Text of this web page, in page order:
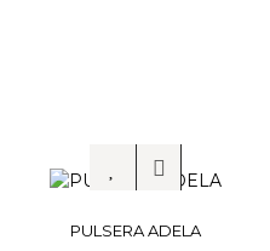
PULSERA ADELA